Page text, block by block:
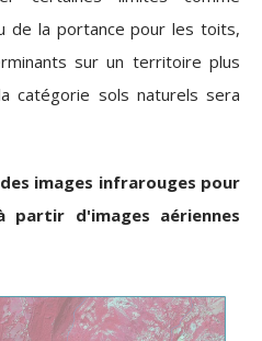
de la portance pour les toits,
sur un territoire plus
catégorie sols naturels sera
images infrarouges pour
d'images aériennes